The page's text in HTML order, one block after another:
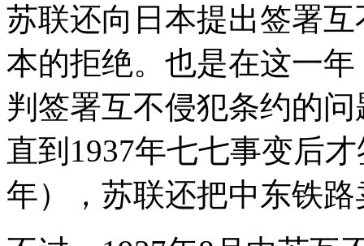
苏联还向日本提出签署
本的拒绝。也是在这一
判签署互不侵犯条约的
直到1937年七七事变后
年），苏联还把中东铁